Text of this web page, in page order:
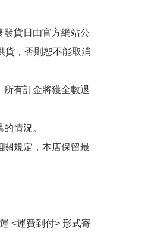
發貨日由官方網站公
貨，否則恕不能取消
有訂金將獲全數退
情況。
關規定，本店保留最
<運費到付> 形式寄